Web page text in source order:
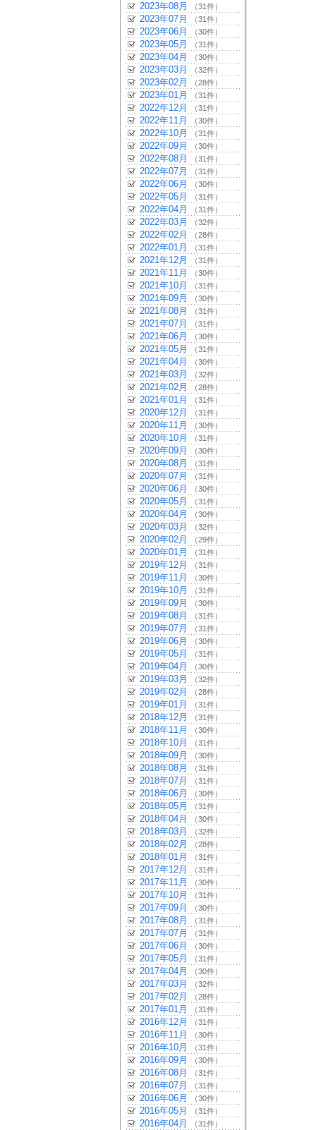
2023年08月 （31件）
2023年07月 （31件）
2023年06月 （30件）
2023年05月 （31件）
2023年04月 （30件）
2023年03月 （32件）
2023年02月 （28件）
2023年01月 （31件）
2022年12月 （31件）
2022年11月 （30件）
2022年10月 （31件）
2022年09月 （30件）
2022年08月 （31件）
2022年07月 （31件）
2022年06月 （30件）
2022年05月 （31件）
2022年04月 （31件）
2022年03月 （32件）
2022年02月 （28件）
2022年01月 （31件）
2021年12月 （31件）
2021年11月 （30件）
2021年10月 （31件）
2021年09月 （30件）
2021年08月 （31件）
2021年07月 （31件）
2021年06月 （30件）
2021年05月 （31件）
2021年04月 （30件）
2021年03月 （32件）
2021年02月 （28件）
2021年01月 （31件）
2020年12月 （31件）
2020年11月 （30件）
2020年10月 （31件）
2020年09月 （30件）
2020年08月 （31件）
2020年07月 （31件）
2020年06月 （30件）
2020年05月 （31件）
2020年04月 （30件）
2020年03月 （32件）
2020年02月 （29件）
2020年01月 （31件）
2019年12月 （31件）
2019年11月 （30件）
2019年10月 （31件）
2019年09月 （30件）
2019年08月 （31件）
2019年07月 （31件）
2019年06月 （30件）
2019年05月 （31件）
2019年04月 （30件）
2019年03月 （32件）
2019年02月 （28件）
2019年01月 （31件）
2018年12月 （31件）
2018年11月 （30件）
2018年10月 （31件）
2018年09月 （30件）
2018年08月 （31件）
2018年07月 （31件）
2018年06月 （30件）
2018年05月 （31件）
2018年04月 （30件）
2018年03月 （32件）
2018年02月 （28件）
2018年01月 （31件）
2017年12月 （31件）
2017年11月 （30件）
2017年10月 （31件）
2017年09月 （30件）
2017年08月 （31件）
2017年07月 （31件）
2017年06月 （30件）
2017年05月 （31件）
2017年04月 （30件）
2017年03月 （32件）
2017年02月 （28件）
2017年01月 （31件）
2016年12月 （31件）
2016年11月 （30件）
2016年10月 （31件）
2016年09月 （30件）
2016年08月 （31件）
2016年07月 （31件）
2016年06月 （30件）
2016年05月 （31件）
2016年04月 （31件）